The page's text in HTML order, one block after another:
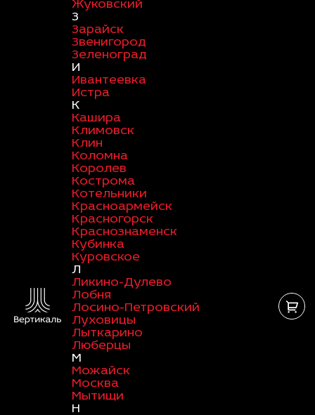
Жуковский
З
Зарайск
Звенигород
Зеленоград
И
Ивантеевка
Истра
К
Кашира
Климовск
Клин
Коломна
Королев
Кострома
Котельники
Красноармейск
Красногорск
Краснознаменск
Кубинка
Куровское
Л
Ликино-Дулево
Лобня
Лосино-Петровский
Луховицы
Лыткарино
Люберцы
М
Можайск
Москва
Мытищи
Н